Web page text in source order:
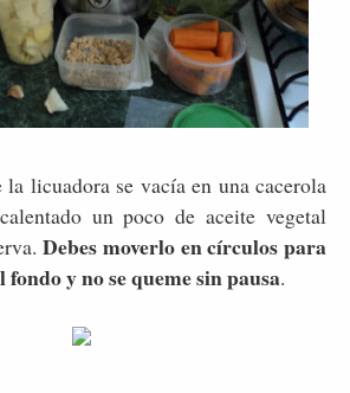
licuadora se vacía en una cacerola
un poco de aceite vegetal
Debes moverlo en círculos para
fondo y no se queme sin pausa.